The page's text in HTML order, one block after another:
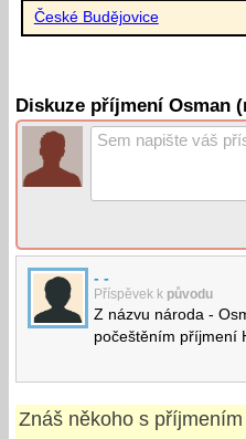
České Budějovice
Diskuze příjmení Osman
- -
Příspěvek k původu
Z názvu národa -
počeštěním příjmení
Znáš někoho s příjmením